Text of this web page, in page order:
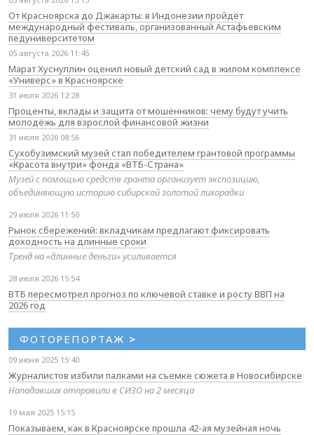
От Красноярска до Джакарты: в Индонезии пройдёт
международный фестиваль, организованный Астафьевским
педуниверситетом
05 августа 2026 11:45
Марат Хуснуллин оценил новый детский сад в жилом комплексе
«Универс» в Красноярске
31 июля 2026 12:28
Проценты, вклады и защита от мошенников: чему будут учить
молодёжь для взрослой финансовой жизни
31 июля 2026 08:56
Сухобузимский музей стал победителем грантовой программы
«Красота внутри» фонда «ВТБ-Страна»
Музей с помощью средств гранта организует экспозицию,
объединяющую историю сибирской золотой лихорадки
29 июля 2026 11:50
Рынок сбережений: вкладчикам предлагают фиксировать
доходность на длинные сроки
Тренд на «длинные деньги» усиливается
28 июля 2026 15:54
ВТБ пересмотрел прогноз по ключевой ставке и росту ВВП на
2026 год
ФОТОРЕПОРТАЖ >
09 июня 2025 15:40
Журналистов избили палками на съемке сюжета в Новосибирске
Нападавших отправили в СИЗО на 2 месяца
19 мая 2025 15:15
Показываем, как в Красноярске прошла 42-ая музейная ночь